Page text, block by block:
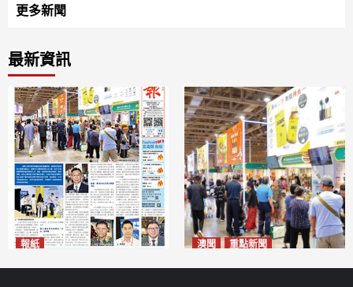
更多新聞
最新資訊
報紙 澳聞 重點新聞